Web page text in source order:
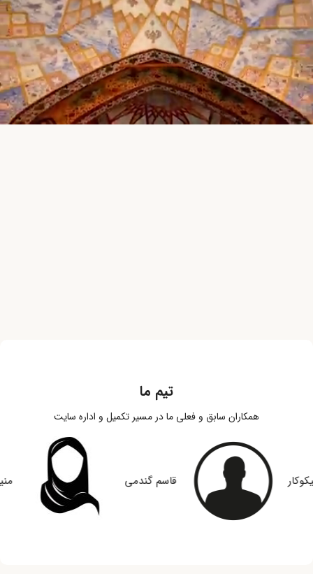
تیم ما
همکاران سابق و فعلی ما در مسیر تکمیل و اداره سایت
قاسم گندمی